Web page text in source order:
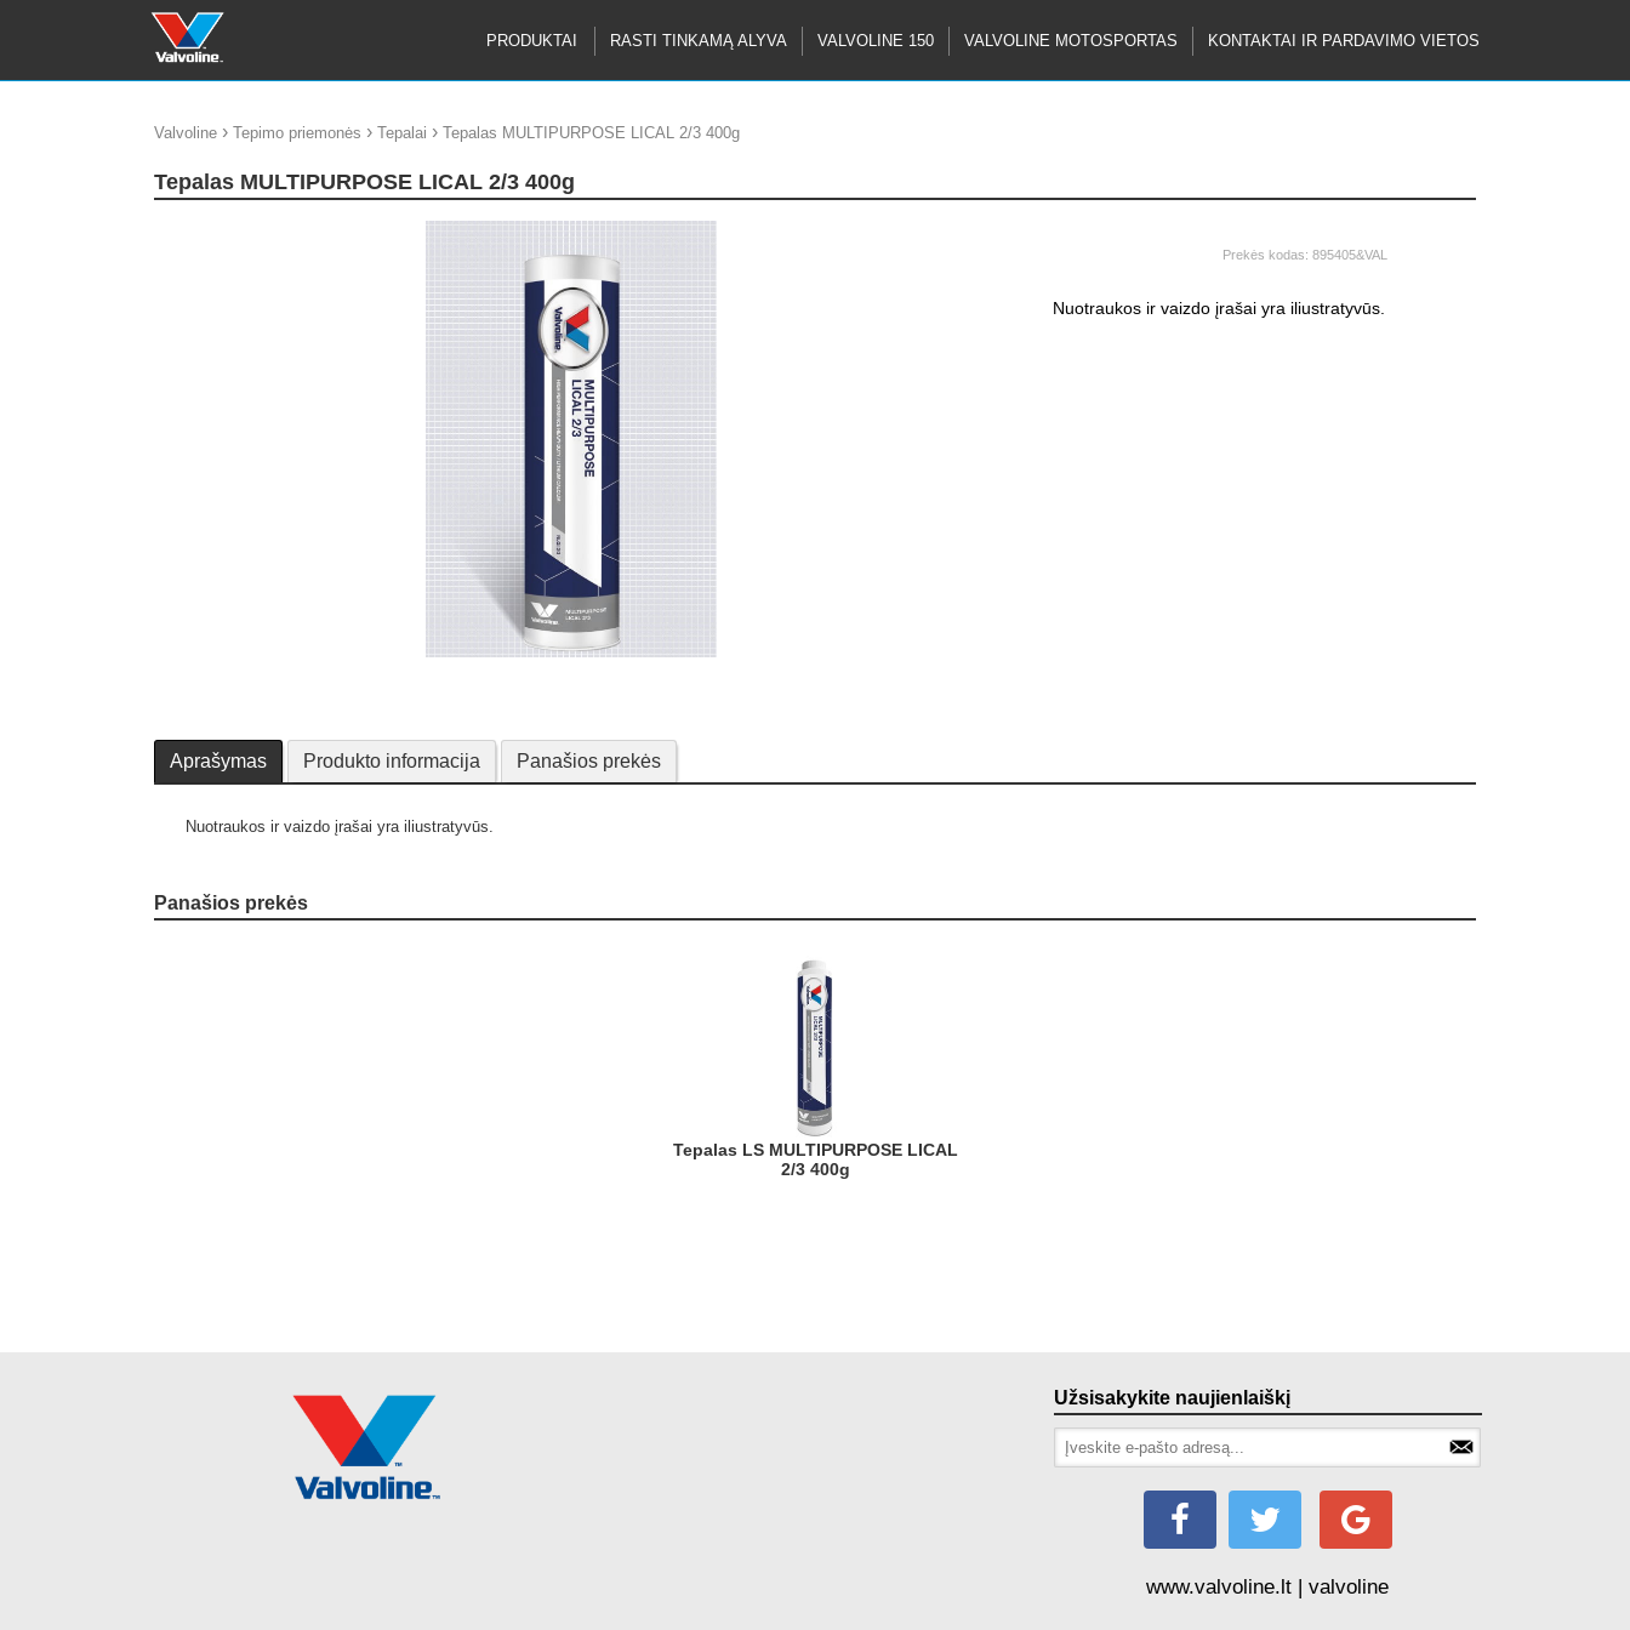
PRODUKTAI RASTI TINKAMĄ ALYVA VALVOLINE 150 VALVOLINE MOTOSPORTAS KONTAKTAI IR PARDAVIMO VIETOS
Valvoline › Tepimo priemonės › Tepalai › Tepalas MULTIPURPOSE LICAL 2/3 400g
Tepalas MULTIPURPOSE LICAL 2/3 400g
Prekės kodas: 895405&VAL
Nuotraukos ir vaizdo įrašai yra iliustratyvūs.
Aprašymas Produkto informacija Panašios prekės
Nuotraukos ir vaizdo įrašai yra iliustratyvūs.
Panašios prekės
Tepalas LS MULTIPURPOSE LICAL
2/3 400g
Užsisakykite naujienlaiškį
www.valvoline.lt | valvoline